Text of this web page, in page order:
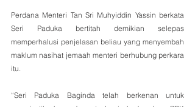
Perdana Menteri Tan Sri Muhyiddin Yassin berkata
Seri Paduka bertitah demikian selepas
memperhalusi penjelasan beliau yang menyembah
maklum nasihat jemaah menteri berhubung perkara
itu.
“Seri Paduka Baginda telah berkenan untuk